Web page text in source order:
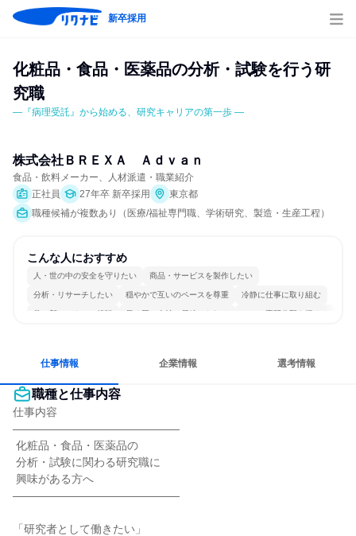
新卒採用
化粧品・食品・医薬品の分析・試験を行う研
究職
―『病理受託』から始める、研究キャリアの第一歩 ―
株式会社ＢＲＥＸＡ　Ａｄｖａｎ
食品・飲料メーカー、人材派遣・職業紹介
正社員
27年卒 新卒採用
東京都
職種候補が複数あり（医療/福祉専門職、学術研究、製造・生産工程）
こんな人におすすめ
人・世の中の安全を守りたい 商品・サービスを製作したい
分析・リサーチしたい 穏やかで互いのペースを尊重 冷静に仕事に取り組む
常に新しいものに挑戦 長く同じ会社に居続けられる 一つの専門分野を極める
仕事情報 企業情報 選考情報
職種と仕事内容
仕事内容
―――――――――――――――
―――――――――――――――
「研究者として働きたい」